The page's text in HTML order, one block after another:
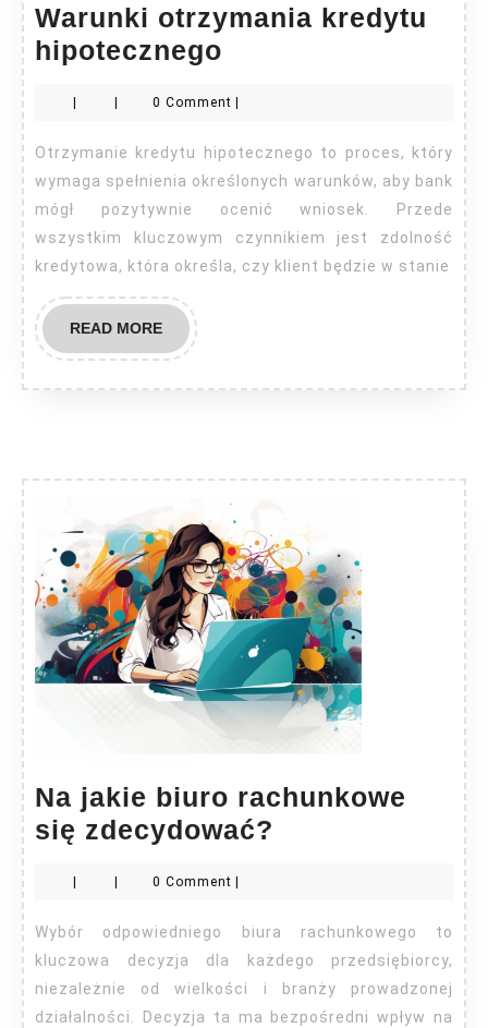
Warunki otrzymania kredytu
hipotecznego
kredytu
hipotecznego
| | 0 Comment |
Otrzymanie kredytu hipotecznego to proces, który
wymaga spełnienia określonych warunków, aby bank
mógł pozytywnie ocenić wniosek. Przede
wszystkim kluczowym czynnikiem jest zdolność
kredytowa, która określa, czy klient będzie w stanie
READ MOREREAD
MORE
Na jakie biuro rachunkowe
się zdecydować?
rachunkowe
się
zdecydować?
0 Comment
Wybór odpowiedniego biura rachunkowego to
kluczowa decyzja dla każdego przedsiębiorcy,
niezależnie od wielkości i branży prowadzonej
działalności. Decyzja ta ma bezpośredni wpływ na